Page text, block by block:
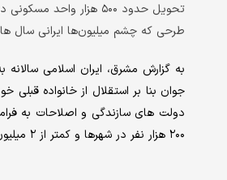
تحویل حدود ۵۰۰
طرحی که چشم میلیون‌ها ایرانی سال
جوان بنا بر استقلال از خانواده
۲۰۰ هزار نفر در شهرها و کمتر از ۲ میلیون نفر در روستاها تدوین و از اوایل دولت دهم اجرای آن آغاز گردید.